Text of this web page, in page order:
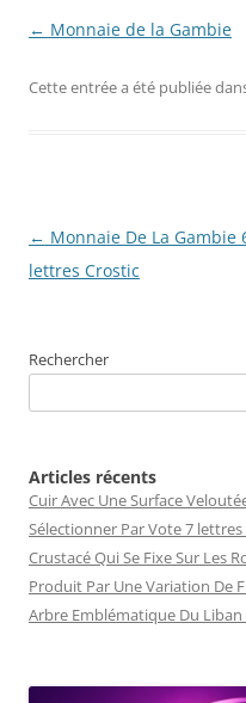
← Monnaie de la Gambie
Cette entrée a été publiée
Navigation
des
← Monnaie De La Gambie
lettres Crostic
Rechercher
Articles récents
Cuir Avec Une Surface
Sélectionner Par Vote 7
Crustacé Qui Se Fixe Sur Les
Produit Par Une Variation De
Arbre Emblématique Du